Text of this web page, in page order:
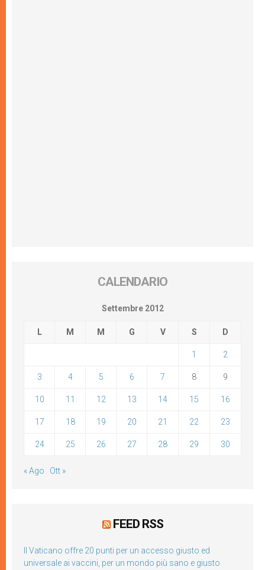
CALENDARIO
Settembre 2012
L M M G V S D
1 2
3 4 5 6 7 8 9
10 11 12 13 14 15 16
17 18 19 20 21 22 23
24 25 26 27 28 29 30
« Ago Ott »
FEED RSS
Il Vaticano offre 20 punti per un accesso giusto ed
universale ai vaccini, per un mondo più sano e giusto